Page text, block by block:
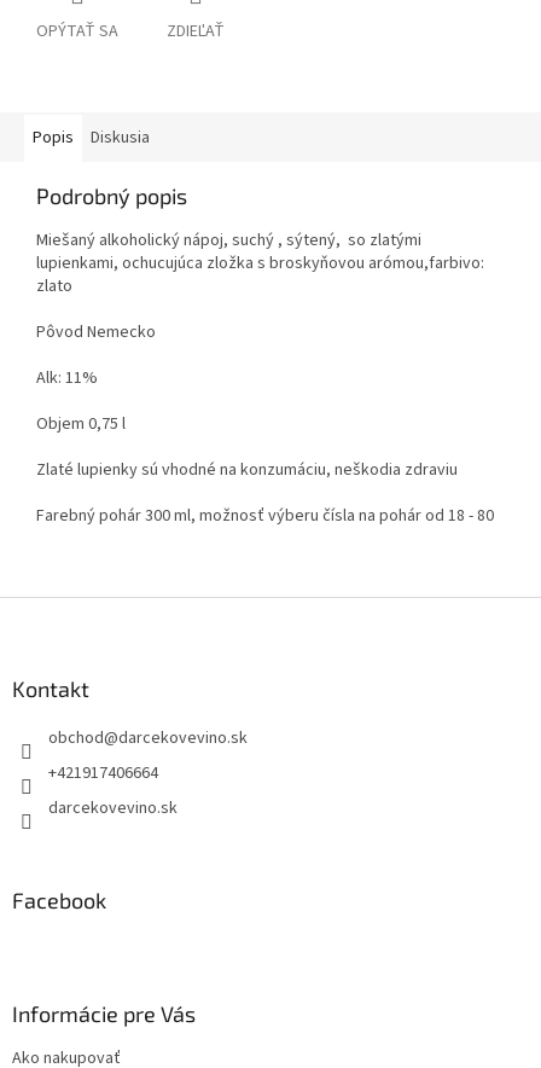
OPÝTAŤ SA ZDIEĽAŤ
Popis Diskusia
Podrobný popis
Miešaný alkoholický nápoj, suchý , sýtený, so zlatými
lupienkami, ochucujúca zložka s broskyňovou arómou,farbivo:
zlato
Pôvod Nemecko
Alk: 11%
Objem 0,75 l
Zlaté lupienky sú vhodné na konzumáciu, neškodia zdraviu
Farebný pohár 300 ml, možnosť výberu čísla na pohár od 18 - 80
Kontakt
obchod@darcekovevino.sk
+421917406664
darcekovevino.sk
Facebook
Informácie pre Vás
Ako nakupovať